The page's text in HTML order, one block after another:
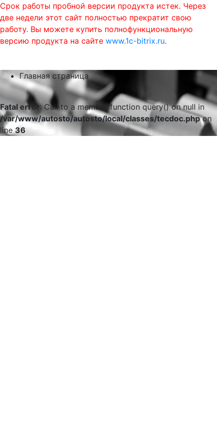
Срок работы пробной версии продукта истек. Через
две недели этот сайт полностью прекратит свою
работу. Вы можете купить полнофункциональную
версию продукта на сайте www.1c-bitrix.ru.
Главная страница
Fatal error: Call to a member function query() on null in
/var/www/autosto/autosto/local/classes/tecdoc.phpon
line36